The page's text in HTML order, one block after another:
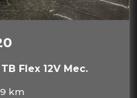
Flex 12V Mec.
km